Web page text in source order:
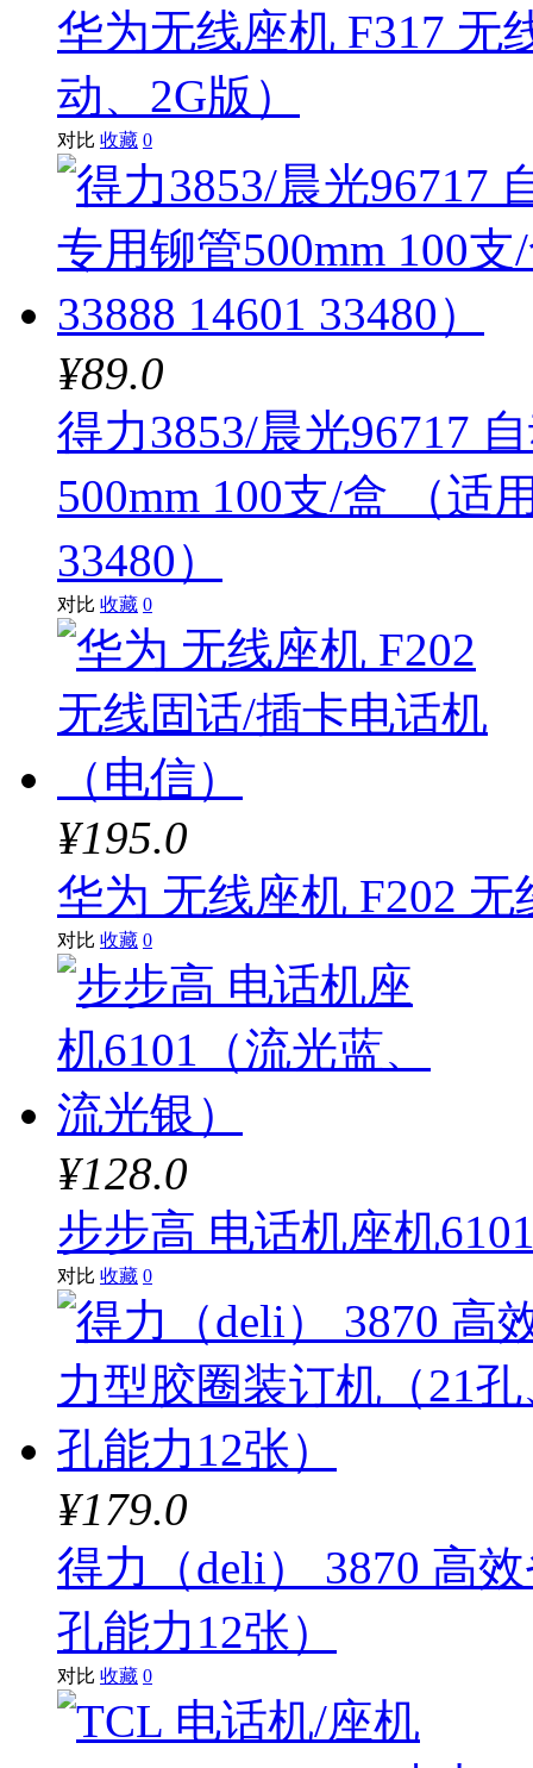
华为无线座机 F317 无
动、2G版）
对比 收藏 0
¥89.0
得力3853/晨光96717
500mm 100支/盒 （适
33480）
对比 收藏 0
¥195.0
华为 无线座机 F202
对比 收藏 0
¥128.0
步步高 电话机座机
对比 收藏 0
¥179.0
得力（deli） 3870 高
孔能力12张）
对比 收藏 0